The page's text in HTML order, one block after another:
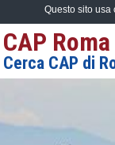
CAP Roma
Cerca CAP di
Questo sito usa